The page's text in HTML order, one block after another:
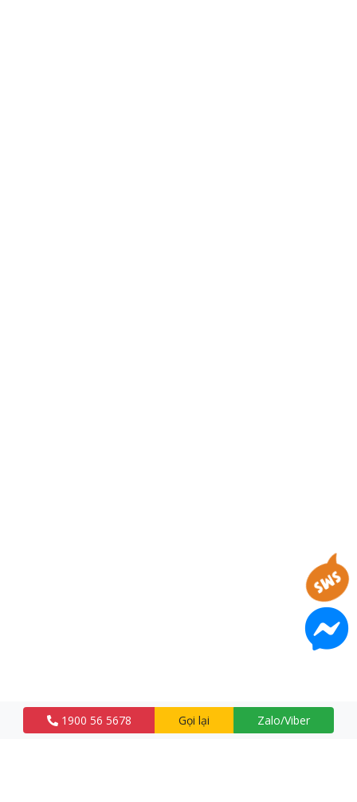
1900 56 5678 Gọi lại Zalo/Viber